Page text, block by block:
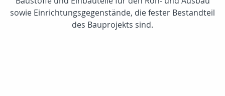
sowie Einrichtungsgegenstände, die fester Bestandteil
des Bauprojekts sind.